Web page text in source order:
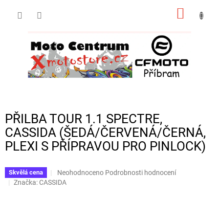
PŘILBA TOUR 1.1 SPECTRE,
CASSIDA (ŠEDÁ/ČERVENÁ/ČERNÁ,
PLEXI S PŘÍPRAVOU PRO PINLOCK)
Skvělá cena
Průměrné
hodnocení
Neohodnoceno Podrobnosti hodnocení
Značka:CASSIDA